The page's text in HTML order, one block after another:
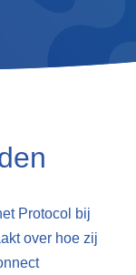
Protocol bij
over hoe zij